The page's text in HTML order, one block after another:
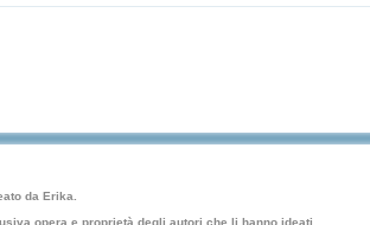
da Erika.
opera e proprietà degli autori che li hanno ideati.